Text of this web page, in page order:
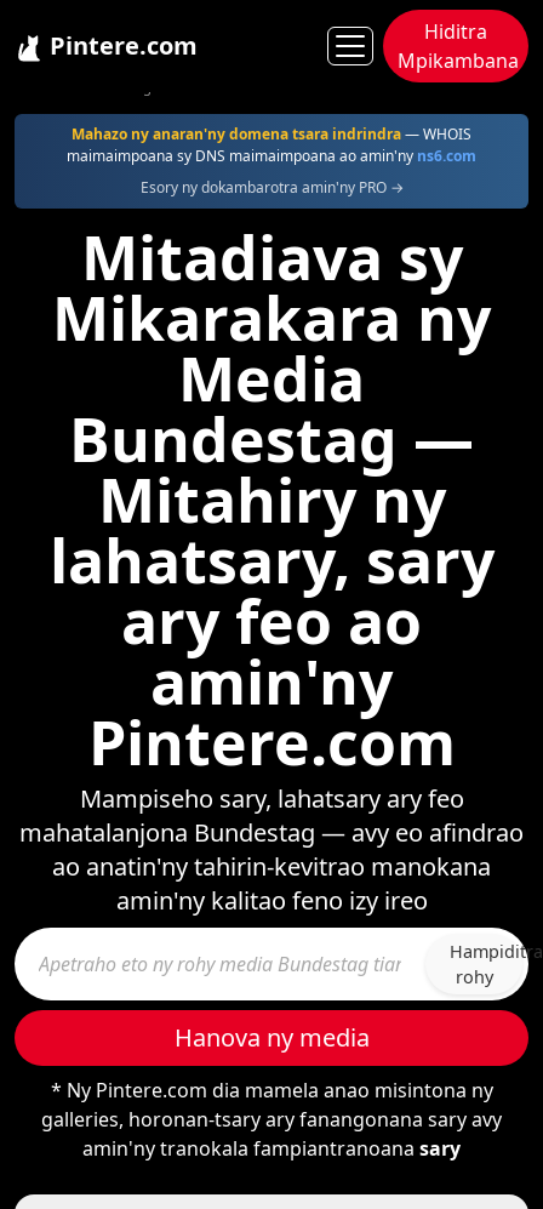
Pintere.com
Hiditra
Mpikambana
Mahazo ny anaran'ny domena tsara indrindra— WHOIS
maimaimpoana sy DNS maimaimpoana ao amin'ny ns6.com
Esory ny dokambarotra amin'ny PRO →
Mitadiava sy
Mikarakara ny
Media
Bundestag —
Mitahiry ny
lahatsary, sary
ary feo ao
amin'ny
Pintere.com
Mampiseho sary, lahatsary ary feo
mahatalanjona Bundestag — avy eo afindrao
ao anatin'ny tahirin-kevitrao manokana
amin'ny kalitao feno izy ireo
Hampiditra
rohy
Hanova ny media
* Ny Pintere.com dia mamela anao misintona ny
galleries, horonan-tsary ary fanangonana sary avy
amin'ny tranokala fampiantranoana sary